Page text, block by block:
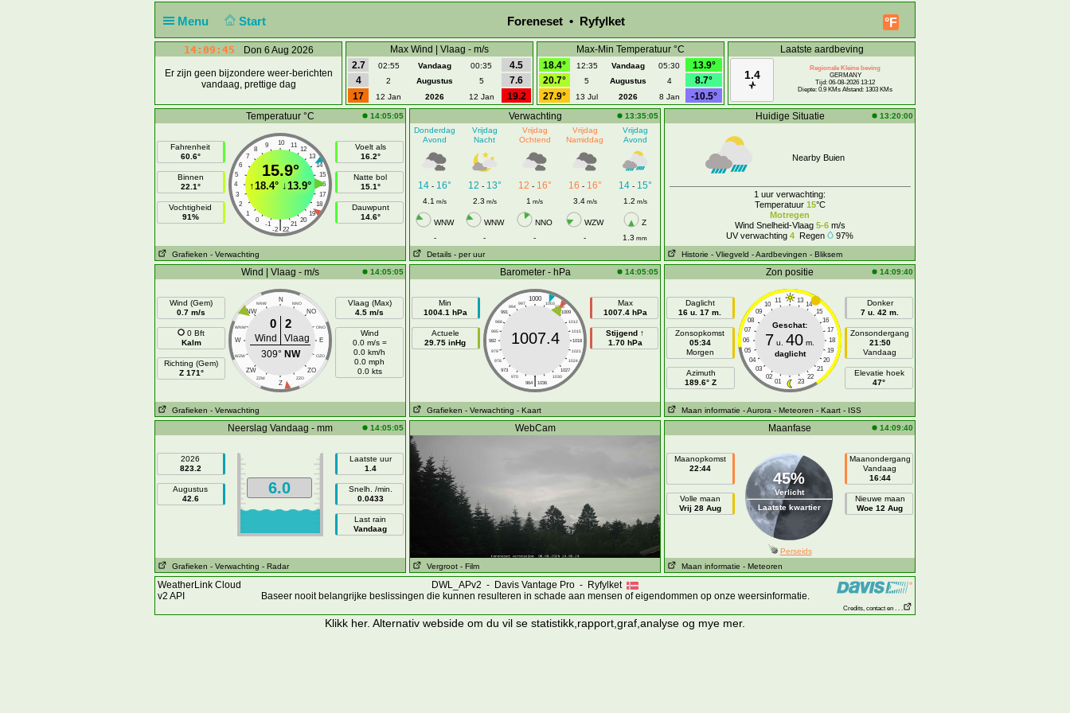
Menu Start °F
Foreneset • Ryfylket
14:09:45 Don 6 Aug 2026
Er zijn geen bijzondere weer-berichten
vandaag, prettige dag
Max Wind | Vlaag - m/s
2.7
02:55 Vandaag 00:35
4.5
4
2 Augustus 5
7.6
17
12 Jan 2026 12 Jan 19.2
Max-Min Temperatuur °C
18.4°
12:35 Vandaag 05:30
13.9°
20.7°
5 Augustus 4
8.7°
27.9°
13 Jul 2026 8 Jan -10.5°
Laatste aardbeving
1.4
Regionale Kleine beving
GERMANY
Tijd: 06-08-2026 13:12
Diepte: 0.9 KMs Afstand: 1303 KMs
Temperatuur °C 14:05:05
Fahrenheit
60.6°
Binnen
22.1°
Vochtigheid
91%
10
9 11
8
12
7
13
6
14
5
15
4
16
3
17
2
18
1
19
0
20
-1 21
|
-2 22
15.9°
↑18.4° ↓13.9°
Voelt als
16.2°
Natte bol
15.1°
Dauwpunt
14.6°
Grafieken - Verwachting
Verwachting
13:35:05
Donderdag
Avond
Vrijdag
Nacht
Vrijdag
Ochtend
Vrijdag
Namiddag
Vrijdag
Avond
14 - 16° 12 - 13° 12 - 16° 16 - 16° 14- 15°
4.1 m/s 2.3 m/s 1 m/s 3.4m/s 1.2 m/s
WNW WNW NNO WZW
Z
-
- - - 1.3 mm
Details - per uur
Huidige Situatie 13:20:00
Nearby Buien
1 uur verwachting:
Temperatuur 15°C
Motregen
Wind Snelheid-Vlaag 5-6m/s
UV verwachting 4 Regen 97%
Historie - Vliegveld - Aardbevingen - Bliksem
Wind | Vlaag - m/s 14:05:05
Wind (Gem)
0.7 m/s
0 Bft
Kalm
Richting (Gem)
Z 171°
N
NNW NNO
NW NO
WNW ONO
W E
WZW OZO
ZW ZO
ZZW ZZO
Z
0 2
Wind
Vlaag
309° NW
Vlaag (Max)
4.5 m/s
Wind
0.0 m/s =
0.0 km/h
0.0 mph
0.0 kts
Grafieken - Verwachting
Barometer - hPa 14:05:05
Min
1004.1 hPa
Actuele
29.75 inHg
1000
997 1003
994
1006
991
1009
988
1012
985
1015
982
1018
979
1021
976
1024
973
1027
970
1030
|
964 1036
1007.4
Max
1007.4 hPa
Stijgend ↑
1.70 hPa
Grafieken - Verwachting - Kaart
Zon positie 14:09:40
Daglicht
16 u. 17 m.
Zonsopkomst
05:34
Morgen
Azimuth
189.6° Z
11 13
10
14
09
15
08
16
07
17
06
18
05
19
04
20
03
21
02
22
01 23
Geschat:
7 u. 40 m.
daglicht
Donker
7 u. 42 m.
Zonsondergang
21:50
Vandaag
Elevatie hoek
47°
Maan informatie - Aurora - Meteoren - Kaart - ISS
Neerslag Vandaag - mm 14:05:05
2026
823.2
Augustus
42.6
6.0
Laatste uur
1.4
Snelh. /min.
0.0433
Last rain
Vandaag
Grafieken - Verwachting - Radar
WebCam
Vergroot - Film
Maanfase 14:09:40
Maanopkomst
22:44
Volle maan
Vrij 28 Aug
45%
Verlicht
Laatste kwartier
Maanondergang
Vandaag
16:44
Nieuwe maan
Woe 12 Aug
Perseids
Maan informatie - Meteoren
WeatherLink Cloud
v2 API
DWL_APv2 - Davis Vantage Pro - Ryfylket
Baseer nooit belangrijke beslissingen die kunnen resulteren in schade aan mensen of eigendommen op onze weersinformatie.
Credits, contact en . . .
Klikk her. Alternativ webside om du vil se statistikk,rapport,graf,analyse og mye mer.